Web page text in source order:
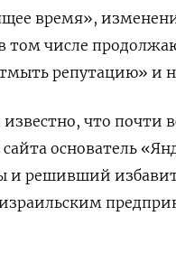
время»,
том числе
репутацию» и
известно, что почти
сайта основатель
и решивший
израильским